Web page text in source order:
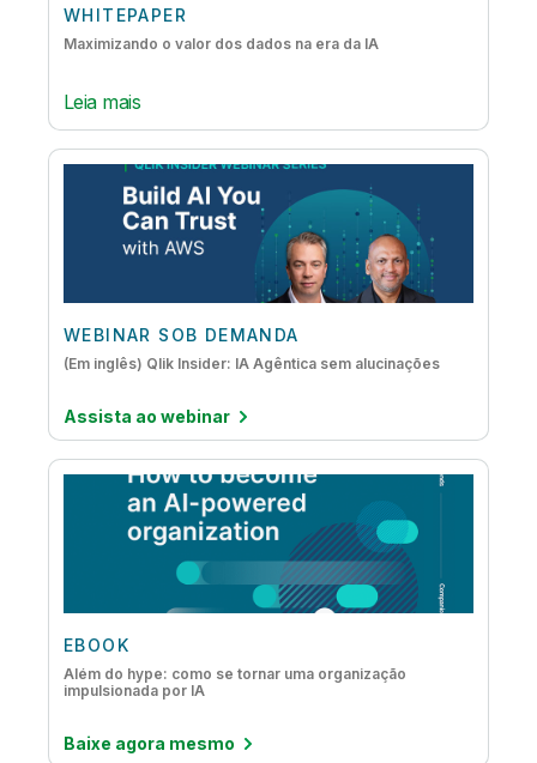
WHITEPAPER
Maximizando o valor dos dados na era da IA
Leia mais
WEBINAR SOB DEMANDA
(Em inglês) Qlik Insider: IA Agêntica sem alucinações
Assista ao webinar
EBOOK
Além do hype: como se tornar uma organização
impulsionada por IA
Baixe agora mesmo